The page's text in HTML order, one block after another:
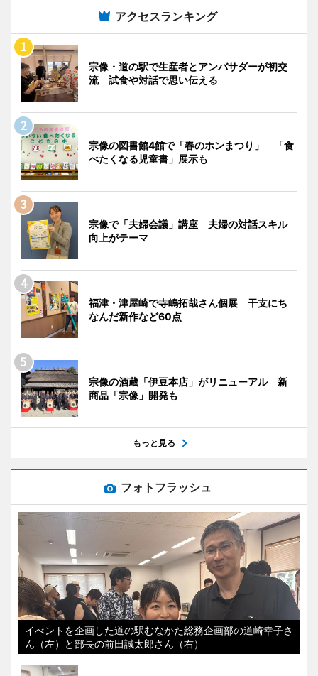
アクセスランキング
宗像・道の駅で生産者とアンバサダーが初交
流 試食や対話で思い伝える
宗像の図書館4館で「春のホンまつり」 「食
べたくなる児童書」展示も
宗像で「夫婦会議」講座 夫婦の対話スキル
向上がテーマ
福津・津屋崎で寺嶋拓哉さん個展 干支にち
なんだ新作など60点
宗像の酒蔵「伊豆本店」がリニューアル 新
商品「宗像」開発も
もっと見る
フォトフラッシュ
イべントを企画した道の駅むなかた総務企画部の道崎幸子さ
ん（左）と部長の前田誠太郎さん（右）